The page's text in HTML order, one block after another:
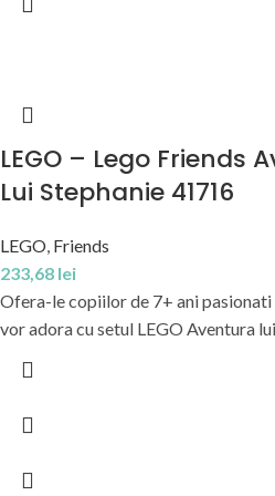
LEGO – Lego Friends
Lui Stephanie 41716
LEGO, Friends
233,68 lei
Ofera-le copiilor de 7+ ani pasionati
vor adora cu setul LEGO Aventura lui